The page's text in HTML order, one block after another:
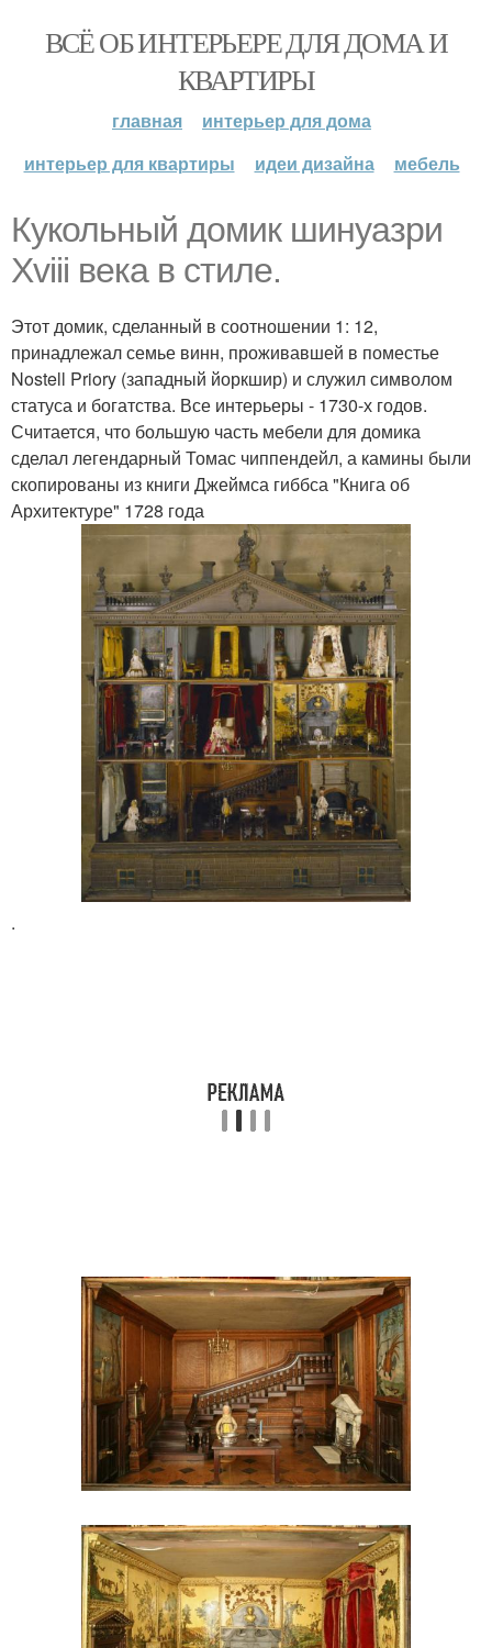
ВСЁ ОБ ИНТЕРЬЕРЕ ДЛЯ ДОМА И
КВАРТИРЫ
главная
интерьер для дома
интерьер для квартиры
идеи дизайна мебель
Кукольный домик шинуазри
Xviii века в стиле.
Этот домик, сделанный в соотношении 1: 12,
принадлежал семье винн, проживавшей в поместье
Nostell Priory (западный йоркшир) и служил символом
статуса и богатства. Все интерьеры - 1730-х годов.
Считается, что большую часть мебели для домика
сделал легендарный Томас чиппендейл, а камины были
скопированы из книги Джеймса гиббса "Книга об
Архитектуре" 1728 года
.